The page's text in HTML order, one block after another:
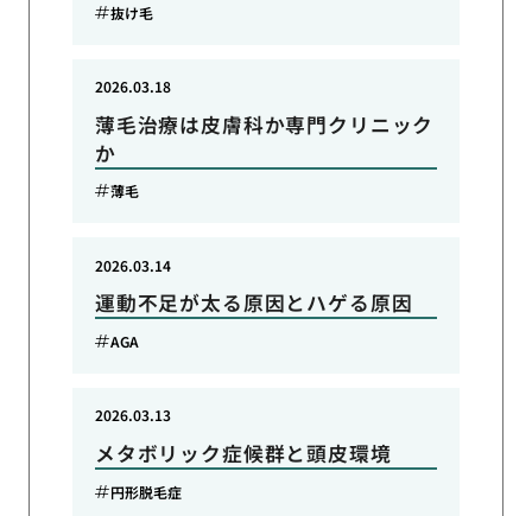
抜け毛
薄毛治療は皮膚科か専門クリニック
か
2026.03.18
薄毛
運動不足が太る原因とハゲる原因
2026.03.14
AGA
メタボリック症候群と頭皮環境
2026.03.13
円形脱毛症